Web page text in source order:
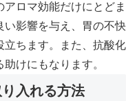
ロマ効能だけにとどま
い影響を与え、胃の不快
立ちます。また、抗酸化
けにもなります。
入れる方法